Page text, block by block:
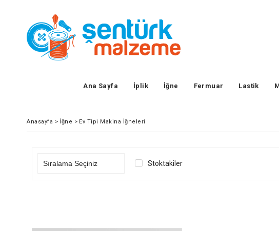
Ana Sayfa İplik İğne Fermuar Lastik
Anasayfa > İğne > Ev Tipi Makina İğneleri
Stoktakiler